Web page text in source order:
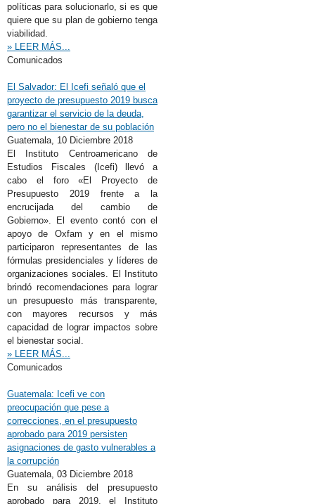
políticas para solucionarlo, si es que
quiere que su plan de gobierno tenga
viabilidad.
» LEER MÁS...
Comunicados
El Salvador: El Icefi señaló que el
proyecto de presupuesto 2019 busca
garantizar el servicio de la deuda,
pero no el bienestar de su población
Guatemala, 10 Diciembre 2018
El Instituto Centroamericano de
Estudios Fiscales (Icefi) llevó a
cabo el foro «El Proyecto de
Presupuesto 2019 frente a la
encrucijada del cambio de
Gobierno». El evento contó con el
apoyo de Oxfam y en el mismo
participaron representantes de las
fórmulas presidenciales y líderes de
organizaciones sociales. El Instituto
brindó recomendaciones para lograr
un presupuesto más transparente,
con mayores recursos y más
capacidad de lograr impactos sobre
el bienestar social.
» LEER MÁS...
Comunicados
Guatemala: Icefi ve con
preocupación que pese a
correcciones, en el presupuesto
aprobado para 2019 persisten
asignaciones de gasto vulnerables a
la corrupción
Guatemala, 03 Diciembre 2018
En su análisis del presupuesto
aprobado para 2019, el Instituto